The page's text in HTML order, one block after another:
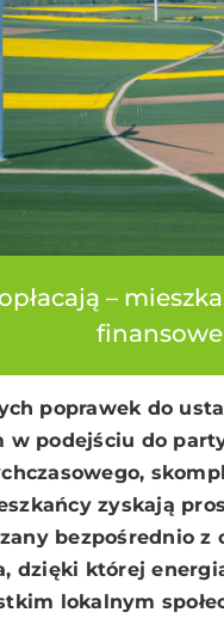
–
finansowe
poprawek do
w podejściu do
zyskają
bezpośrednio
dzięki której
lokalnym